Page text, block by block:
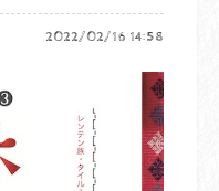
2022/02/16 14:58